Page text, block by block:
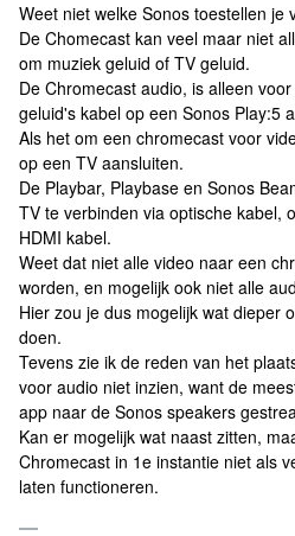
Weet niet welke Sonos toestellen je
De Chomecast kan veel maar niet
om muziek geluid of TV geluid.
De Chromecast audio, is alleen
geluid's kabel op een Sonos Play:5
Als het om een chromecast voor
op een TV aansluiten.
De Playbar, Playbase en Sonos
TV te verbinden via optische kabel,
HDMI kabel.
Weet dat niet alle video naar een
worden, en mogelijk ook niet alle
Hier zou je dus mogelijk wat dieper
doen.
Tevens zie ik de reden van het
voor audio niet inzien, want de
app naar de Sonos speakers
Kan er mogelijk wat naast zitten,
Chromecast in 1e instantie niet als
laten functioneren.